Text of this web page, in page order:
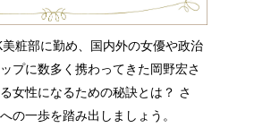
粧部に勤め、国内外の女優や政治
プに数多く携わってきた岡野宏さ
女性になるための秘訣とは？ さ
の一歩を踏み出しましょう。